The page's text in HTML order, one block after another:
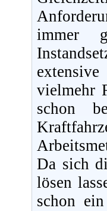
immer
vielmehr
schon
Da sich
lösen
schon